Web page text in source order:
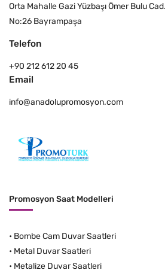
Orta Mahalle Gazi Yüzbaşı Ömer Bulu
No:26 Bayrampaşa
Telefon
+90 212 612 20 45
Email
info@anadolupromosyon.com
Promosyon Saat Modelleri
• Bombe Cam Duvar Saatleri
• Metal Duvar Saatleri
• Metalize Duvar Saatleri